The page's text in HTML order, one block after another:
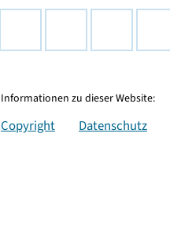
Informationen zu dieser Website:
Copyright Datenschutz